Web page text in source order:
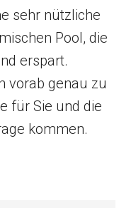
sehr nützliche
Pool, die
erspart.
vorab genau zu
für Sie und die
kommen.